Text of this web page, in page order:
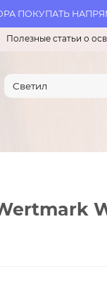
ПОКУПАТЬ
Полезные статьи о